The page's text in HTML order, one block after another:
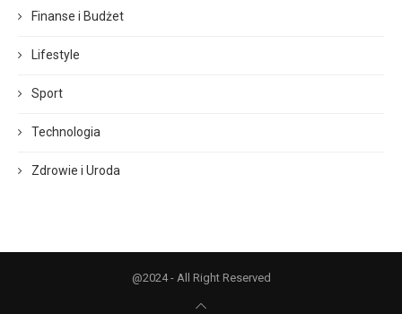
Finanse i Budżet
Lifestyle
Sport
Technologia
Zdrowie i Uroda
@2024 - All Right Reserved